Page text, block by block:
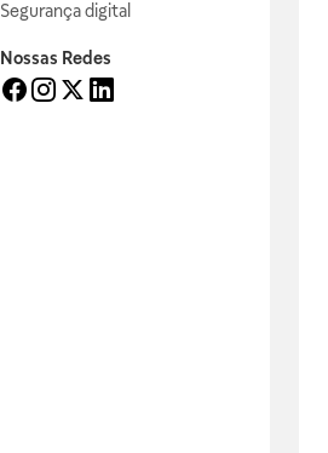
Segurança digital
Nossas Redes